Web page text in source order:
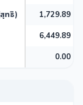
ทธิ)
1,729.89
6,449.89
0.00